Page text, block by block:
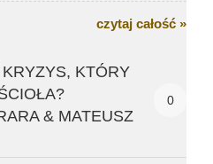
czytaj całość »
KTÓRY
& MATEUSZ
0